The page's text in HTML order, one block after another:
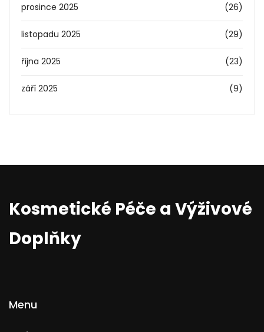
prosince 2025 (26)
listopadu 2025 (29)
října 2025 (23)
září 2025 (9)
Kosmetické Péče a Výživové
Doplňky
Menu